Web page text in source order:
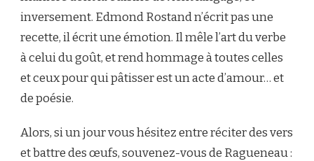
inversement. Edmond Rostand n’écrit pas une
recette, il écrit une émotion. Il mêle l’art du verbe
à celui du goût, et rend hommage à toutes celles
et ceux pour qui pâtisser est un acte d’amour… et
de poésie.
Alors, si un jour vous hésitez entre réciter des vers
et battre des œufs, souvenez-vous de Ragueneau :